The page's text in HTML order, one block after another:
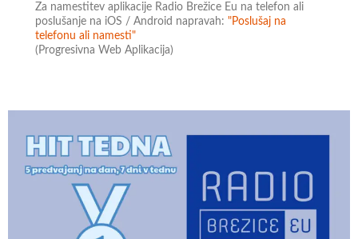
Za namestitev aplikacije Radio Brežice Eu na telefon ali
poslušanje na iOS / Android napravah:"Poslušaj na
telefonu ali namesti"
(Progresivna Web Aplikacija)